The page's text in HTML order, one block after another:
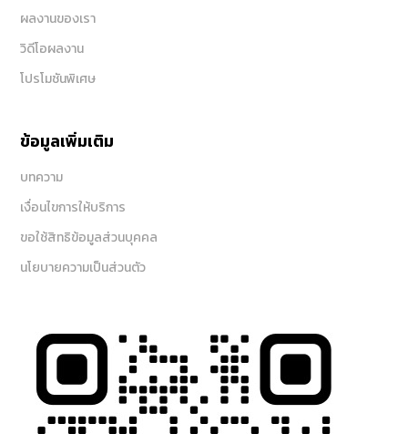
ผลงานของเรา
วิดีโอผลงาน
โปรโมชันพิเศษ
ข้อมูลเพิ่มเติม
บทความ
เงื่อนไขการให้บริการ
ขอใช้สิทธิข้อมูลส่วนบุคคล
นโยบายความเป็นส่วนตัว